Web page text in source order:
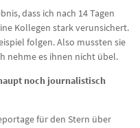
dass ich nach 14 Tagen
Kollegen stark verunsichert.
folgen. Also mussten sie
nehme es ihnen nicht übel.
noch journalistisch
für den Stern über